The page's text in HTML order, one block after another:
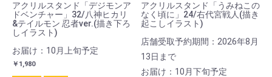
アクリルスタンド「デジモンア
ドベンチャー」32/八神ヒカリ
&テイルモン 忍者ver.(描き下ろ
しイラスト)
お届け：10月上旬予定
￥1,980
アクリルスタンド「うみねこの
なく頃に」24/右代宮戦人(描き
起こしイラスト)
店舗受取予約期間：2026年8月
13日まで
お届け：10月下旬予定